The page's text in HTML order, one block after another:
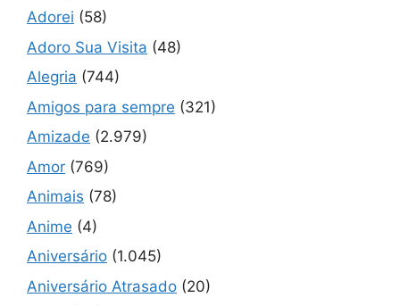
Adorei (58)
Adoro Sua Visita (48)
Alegria (744)
Amigos para sempre (321)
Amizade (2.979)
Amor (769)
Animais (78)
Anime (4)
Aniversário (1.045)
Aniversário Atrasado (20)